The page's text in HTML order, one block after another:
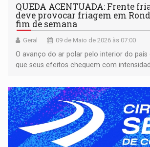
QUEDA ACENTUADA: Frente
deve provocar friagem em
fim de semana
Geral 09 de Maio de 2026 às 07:00
O avanço do ar polar pelo interior do país
que seus efeitos cheguem com